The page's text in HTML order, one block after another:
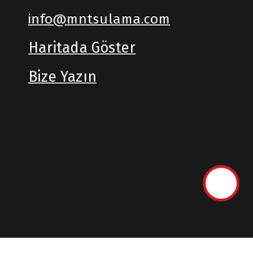
info@mntsulama.com
Haritada Göster
Bize Yazın